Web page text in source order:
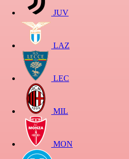
JUV
LAZ
LEC
MIL
MON